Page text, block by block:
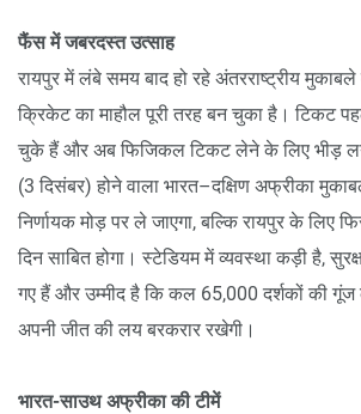
फैंस में जबरदस्त उत्साह
रायपुर में लंबे समय बाद हो रहे अंतरराष्ट्रीय
क्रिकेट का माहौल पूरी तरह बन चुका है। टिकट
चुके हैं और अब फिजिकल टिकट लेने के लिए भीड़
(3 दिसंबर) होने वाला भारत–दक्षिण अफ्रीका
निर्णायक मोड़ पर ले जाएगा, बल्कि रायपुर के लिए
दिन साबित होगा। स्टेडियम में व्यवस्था कड़ी है,
गए हैं और उम्मीद है कि कल 65,000 दर्शकों की गूंज
अपनी जीत की लय बरकरार रखेगी।
भारत-साउथ अफ्रीका की टीमें